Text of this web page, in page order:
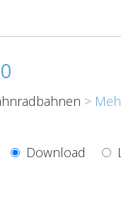
>
Download